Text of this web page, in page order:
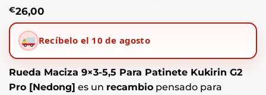
€26,00
Recíbelo el 10 de agosto
Rueda Maciza 9×3-5,5 Para Patinete Kukirin G2
Pro [Nedong] es un recambio pensado para